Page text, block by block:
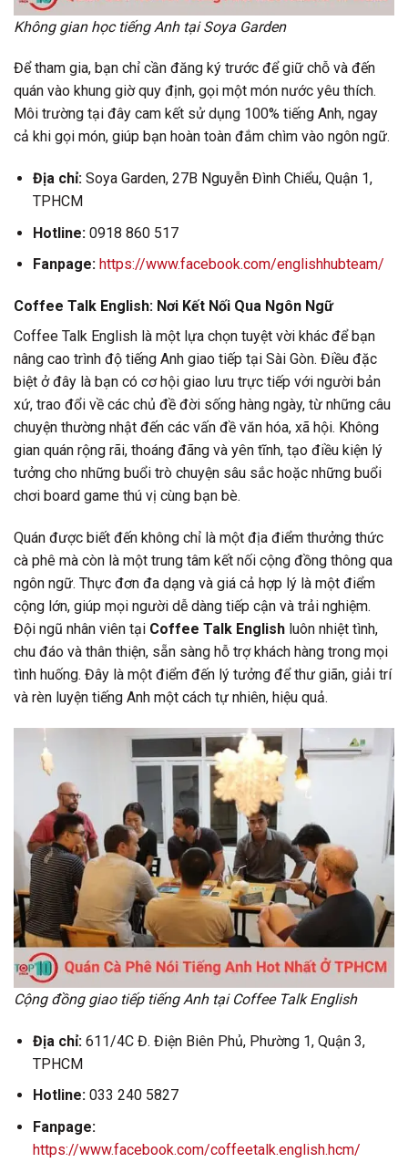
Không gian học tiếng Anh tại Soya Garden
Để tham gia, bạn chỉ cần đăng ký trước để giữ chỗ và đến
quán vào khung giờ quy định, gọi một món nước yêu thích.
Môi trường tại đây cam kết sử dụng 100% tiếng Anh, ngay
cả khi gọi món, giúp bạn hoàn toàn đắm chìm vào ngôn ngữ.
Địa chỉ:Soya Garden, 27B Nguyễn Đình Chiểu, Quận 1,
TPHCM
Hotline:0918 860 517
Fanpage: https://www.facebook.com/englishhubteam/
Coffee Talk English: Nơi Kết Nối Qua Ngôn Ngữ
Coffee Talk English là một lựa chọn tuyệt vời khác để bạn
nâng cao trình độ tiếng Anh giao tiếp tại Sài Gòn. Điều đặc
biệt ở đây là bạn có cơ hội giao lưu trực tiếp với người bản
xứ, trao đổi về các chủ đề đời sống hàng ngày, từ những câu
chuyện thường nhật đến các vấn đề văn hóa, xã hội. Không
gian quán rộng rãi, thoáng đãng và yên tĩnh, tạo điều kiện lý
tưởng cho những buổi trò chuyện sâu sắc hoặc những buổi
chơi board game thú vị cùng bạn bè.
Quán được biết đến không chỉ là một địa điểm thưởng thức
cà phê mà còn là một trung tâm kết nối cộng đồng thông qua
ngôn ngữ. Thực đơn đa dạng và giá cả hợp lý là một điểm
cộng lớn, giúp mọi người dễ dàng tiếp cận và trải nghiệm.
Đội ngũ nhân viên tại Coffee Talk English luôn nhiệt tình,
chu đáo và thân thiện, sẵn sàng hỗ trợ khách hàng trong mọi
tình huống. Đây là một điểm đến lý tưởng để thư giãn, giải trí
và rèn luyện tiếng Anh một cách tự nhiên, hiệu quả.
Cộng đồng giao tiếp tiếng Anh tại Coffee Talk English
Địa chỉ:611/4C Đ. Điện Biên Phủ, Phường 1, Quận 3,
TPHCM
Hotline:033 240 5827
Fanpage:
https://www.facebook.com/coffeetalk.english.hcm/